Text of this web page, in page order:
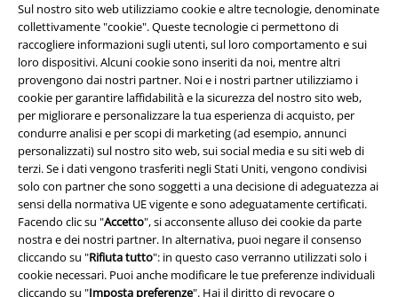
Sul nostro sito web utilizziamo cookie e altre tecnologie, denominate
collettivamente "cookie". Queste tecnologie ci permettono di
raccogliere informazioni sugli utenti, sul loro comportamento e sui
loro dispositivi. Alcuni cookie sono inseriti da noi, mentre altri
provengono dai nostri partner. Noi e i nostri partner utilizziamo i
cookie per garantire laffidabilità e la sicurezza del nostro sito web,
per migliorare e personalizzare la tua esperienza di acquisto, per
condurre analisi e per scopi di marketing (ad esempio, annunci
personalizzati) sul nostro sito web, sui social media e su siti web di
terzi. Se i dati vengono trasferiti negli Stati Uniti, vengono condivisi
solo con partner che sono soggetti a una decisione di adeguatezza ai
sensi della normativa UE vigente e sono adeguatamente certificati.
Facendo clic su "Accetto", si acconsente alluso dei cookie da parte
nostra e dei nostri partner. In alternativa, puoi negare il consenso
cliccando su "Rifiuta tutto": in questo caso verranno utilizzati solo i
cookie necessari. Puoi anche modificare le tue preferenze individuali
cliccando su "Imposta preferenze". Hai il diritto di revocare o
Info legali
Termini & Condizioni
Redazione
Legge sulla Privacy